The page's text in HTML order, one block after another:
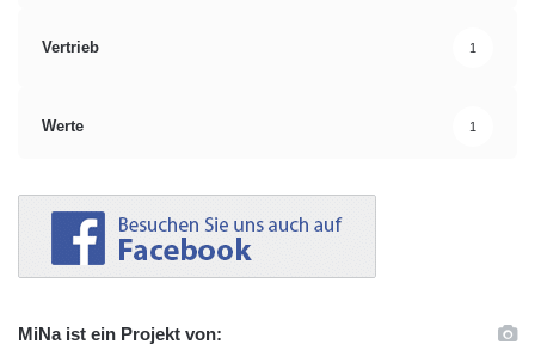
Vertrieb 1
Werte 1
MiNa ist ein Projekt von: